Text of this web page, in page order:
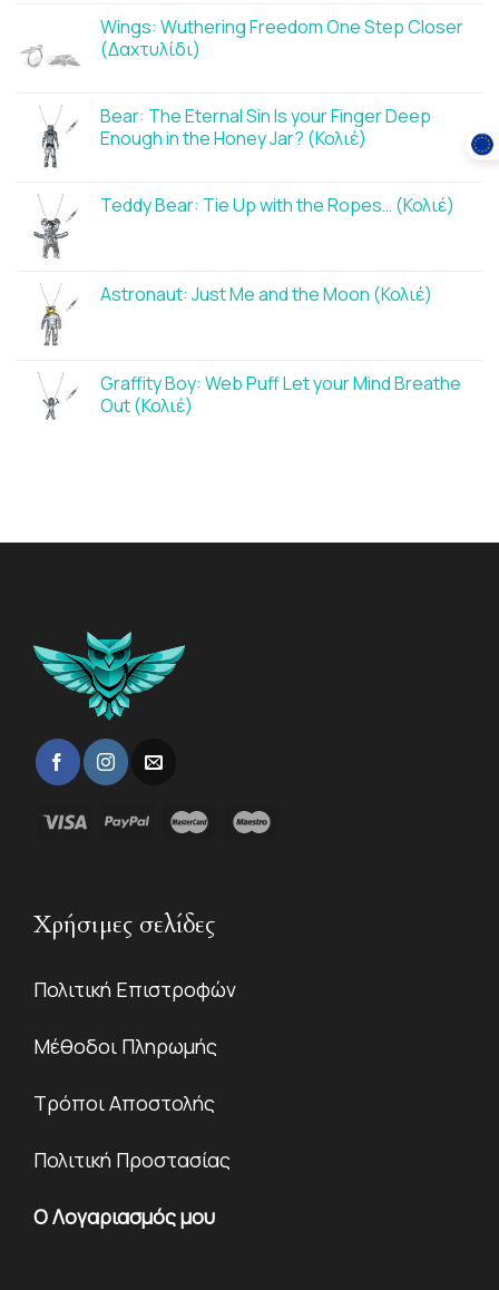
Wings: Wuthering Freedom One Step Closer
(Δαχτυλίδι)
Bear: The Eternal Sin Is your Finger Deep
Enough in the Honey Jar? (Κολιέ)
Teddy Bear: Tie Up with the Ropes… (Κολιέ)
Astronaut: Just Me and the Moon (Κολιέ)
Graffity Boy: Web Puff Let your Mind Breathe
Out (Κολιέ)
Χρήσιμες σελίδες
Πολιτική Επιστροφών
Μέθοδοι Πληρωμής
Τρόποι Αποστολής
Πολιτική Προστασίας
Ο Λογαριασμός μου